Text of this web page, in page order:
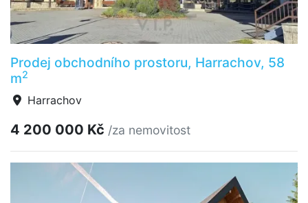
Prodej obchodního prostoru, Harrachov, 58
m2
Harrachov
4 200 000 Kč /za nemovitost